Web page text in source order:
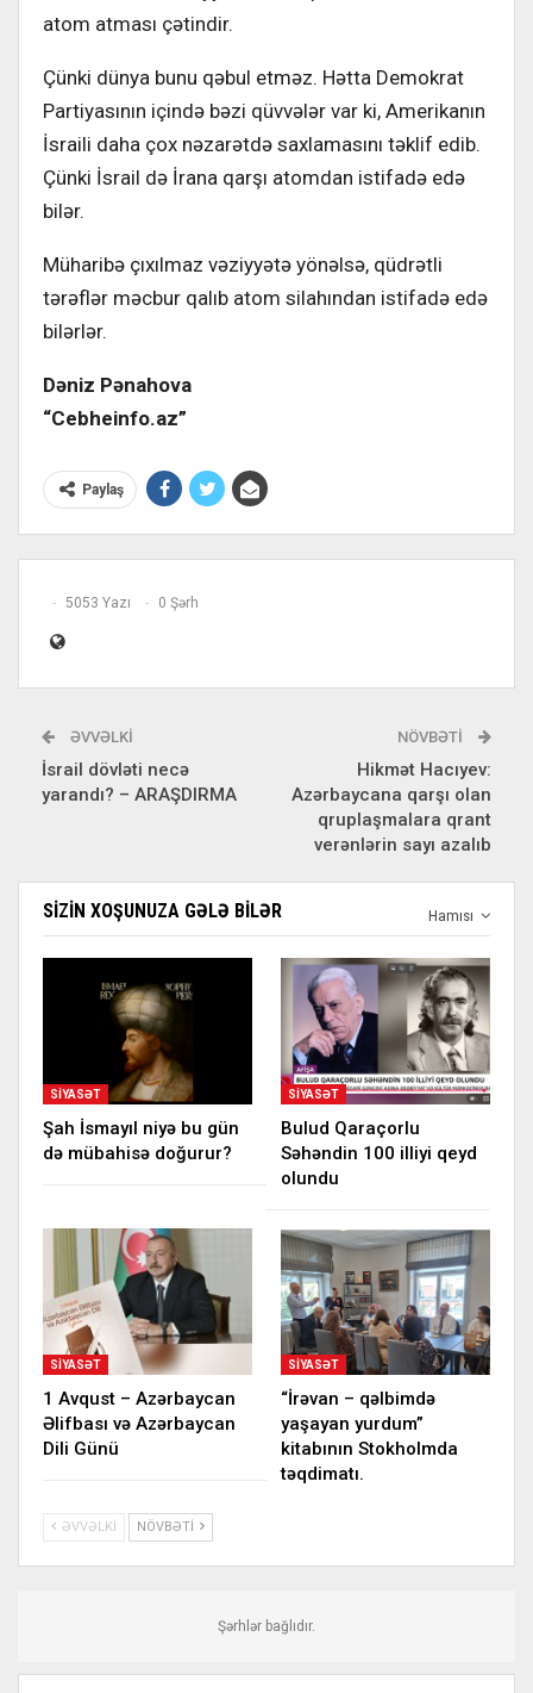
atom atması çətindir.
Çünki dünya bunu qəbul etməz. Hətta Demokrat
Partiyasının içində bəzi qüvvələr var ki, Amerikanın
İsraili daha çox nəzarətdə saxlamasını təklif edib.
Çünki İsrail də İrana qarşı atomdan istifadə edə
bilər.
Müharibə çıxılmaz vəziyyətə yönəlsə, qüdrətli
tərəflər məcbur qalıb atom silahından istifadə edə
bilərlər.
Dəniz Pənahova
“Cebheinfo.az”
Paylaş
5053 Yazı 0 Şərh
ƏVVƏLKI
İsrail dövləti necə
yarandı? – ARAŞDIRMA
NÖVBƏTI
Hikmət Hacıyev:
Azərbaycana qarşı olan
qruplaşmalara qrant
verənlərin sayı azalıb
Hamısı
SIZIN XOŞUNUZA GƏLƏ BILƏR
SIYASƏT
Şah İsmayıl niyə bu gün
də mübahisə doğurur?
SIYASƏT
Bulud Qaraçorlu
Səhəndin 100 illiyi qeyd
olundu
SIYASƏT
1 Avqust – Azərbaycan
Əlifbası və Azərbaycan
Dili Günü
SIYASƏT
“İrəvan – qəlbimdə
yaşayan yurdum”
kitabının Stokholmda
təqdimatı.
ƏVVƏLKI NÖVBƏTI
Şərhlər bağlıdır.